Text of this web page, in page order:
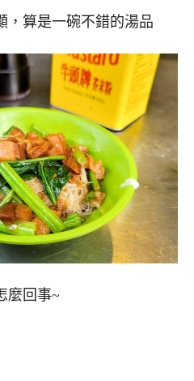
，算是一碗不錯的湯品
麼回事~